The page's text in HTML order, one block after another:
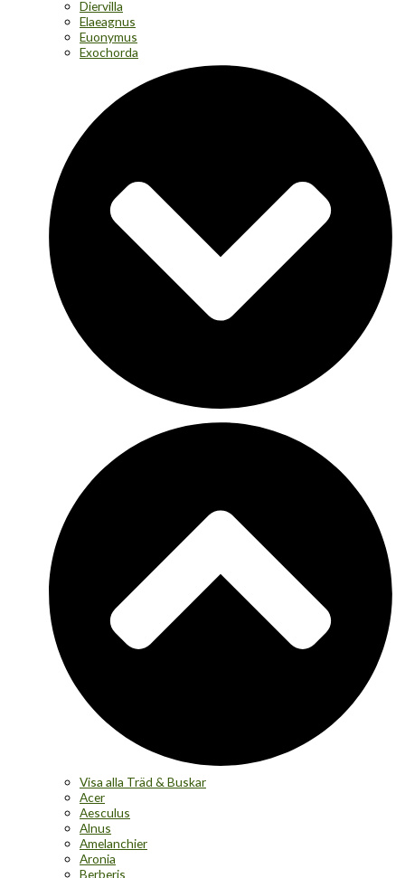
Diervilla
Elaeagnus
Euonymus
Exochorda
Visa alla Träd & Buskar
Acer
Aesculus
Alnus
Amelanchier
Aronia
Berberis